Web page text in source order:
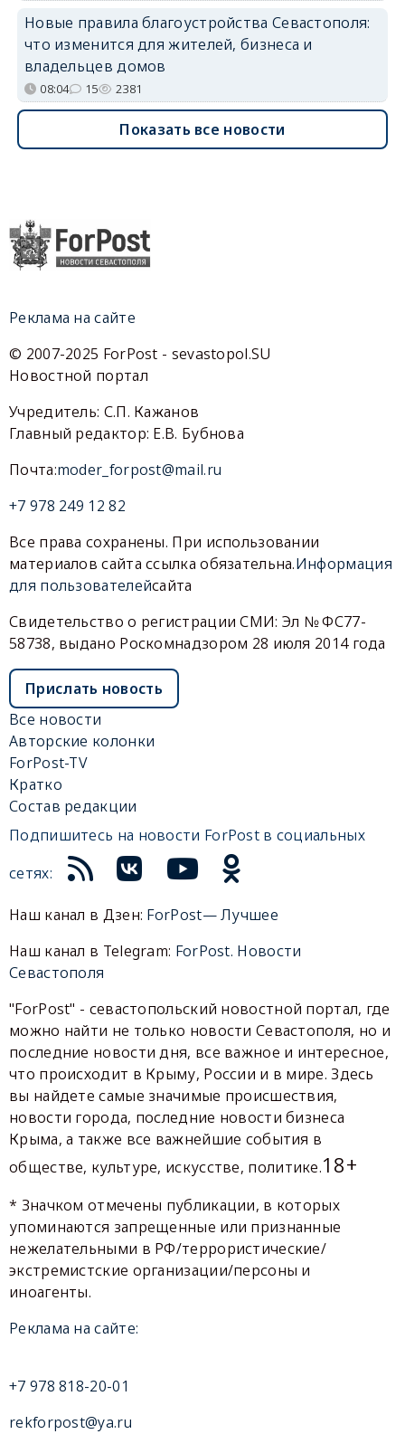
Новые правила благоустройства Севастополя:
что изменится для жителей, бизнеса и
владельцев домов
08:04 15 2381
Показать все новости
Реклама на сайте
© 2007-2025 ForPost - sevastopol.SU
Новостной портал
Учредитель: С.П. Кажанов
Главный редактор: Е.В. Бубнова
Почта:moder_forpost@mail.ru
+7 978 249 12 82
Все права сохранены. При использовании
материалов сайта ссылка обязательна.Информация
для пользователейсайта
Свидетельство о регистрации СМИ: Эл № ФС77-
58738, выдано Роскомнадзором 28 июля 2014 года
Прислать новость
Все новости
Авторские колонки
ForPost-TV
Кратко
Состав редакции
Подпишитесь на новости ForPost в социальных
сетях:
Наш канал в Дзен: ForPost— Лучшее
Наш канал в Telegram: ForPost. Новости
Севастополя
"ForPost" - севастопольский новостной портал, где
можно найти не только новости Севастополя, но и
последние новости дня, все важное и интересное,
что происходит в Крыму, России и в мире. Здесь
вы найдете самые значимые происшествия,
новости города, последние новости бизнеса
Крыма, а также все важнейшие события в
обществе, культуре, искусстве, политике.18+
* Значком отмечены публикации, в которых
упоминаются запрещенные или признанные
нежелательными в РФ/террористические/
экстремистские организации/персоны и
иноагенты.
Реклама на сайте:
+7 978 818-20-01
rekforpost@ya.ru